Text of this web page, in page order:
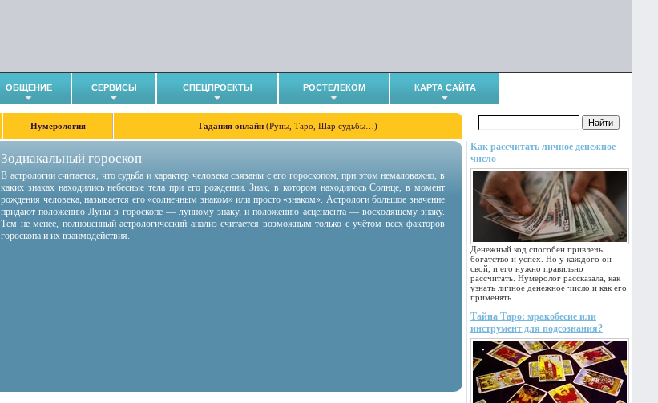
ОБЩЕНИЕ СЕРВИСЫ СПЕЦПРОЕКТЫ РОСТЕЛЕКОМ КАРТА САЙТА
Нумерология Гадания онлайн (Руны, Таро, Шар судьбы…)
Как рассчитать личное денежное
число
Денежный код способен привлечь
богатство и успех. Но у каждого он
свой, и его нужно правильно
рассчитать. Нумеролог рассказала, как
узнать личное денежное число и как его
применять.
Тайна Таро: мракобесие или
инструмент для подсознания?
Зодиакальный гороскоп
В астрологии считается, что судьба и характер человека связаны с его гороскопом, при этом немаловажно, в
каких знаках находились небесные тела при его рождении. Знак, в котором находилось Солнце, в момент
рождения человека, называется его «солнечным знаком» или просто «знаком». Астрологи большое значение
придают положению Луны в гороскопе — лунному знаку, и положению асцендента — восходящему знаку.
Тем не менее, полноценный астрологический анализ считается возможным только с учётом всех факторов
гороскопа и их взаимодействия.